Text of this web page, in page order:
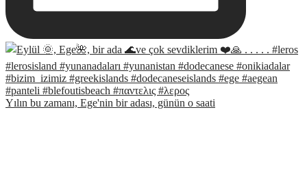
Yılın bu zamanı, Ege'nin bir adası, günün o saati